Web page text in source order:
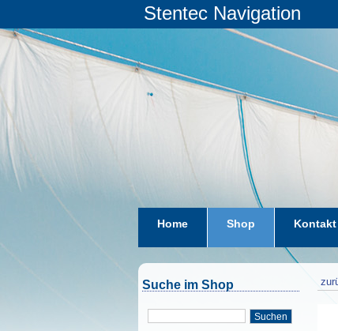
Stentec Navigation
Home Shop Kontakt
Suche im Shop
Suchen